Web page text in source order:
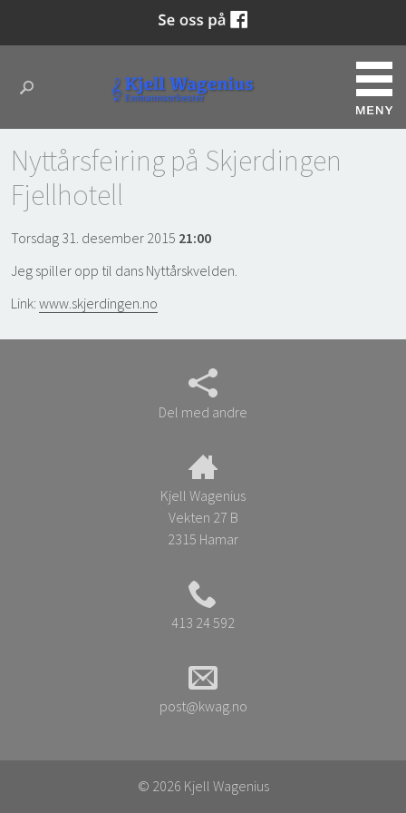
Nyttårsfeiring på Skjerdingen
Fjellhotell
Torsdag 31. desember 2015 21:00
Jeg spiller opp til dans Nyttårskvelden.
Link: www.skjerdingen.no
Del med andre
Kjell Wagenius
Vekten 27 B
2315 Hamar
413 24 592
post@kwag.no
© 2026 Kjell Wagenius